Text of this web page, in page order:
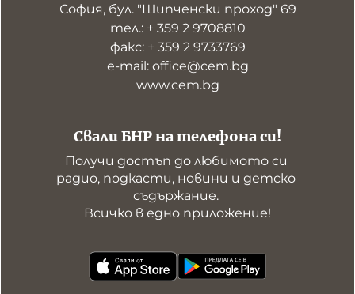
Свали БНР на телефона си!
Получи достъп до любимото си
радио, подкасти, новини и детско
съдържание.
Всичко в едно приложение!
София, бул. "Шипченски проход" 69
тел.: + 359 2 9708810
факс: + 359 2 9733769
е-mail: office@cem.bg
www.cem.bg